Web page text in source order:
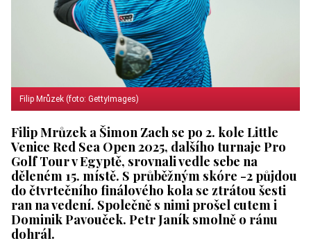
Filip Mrůzek (foto: GettyImages)
Filip Mrůzek a Šimon Zach se po 2. kole Little
Venice Red Sea Open 2025, dalšího turnaje Pro
Golf Tour v Egyptě, srovnali vedle sebe na
děleném 15. místě. S průběžným skóre -2 půjdou
do čtvrtečního finálového kola se ztrátou šesti
ran na vedení. Společně s nimi prošel cutem i
Dominik Pavouček. Petr Janík smolně o ránu
dohrál.